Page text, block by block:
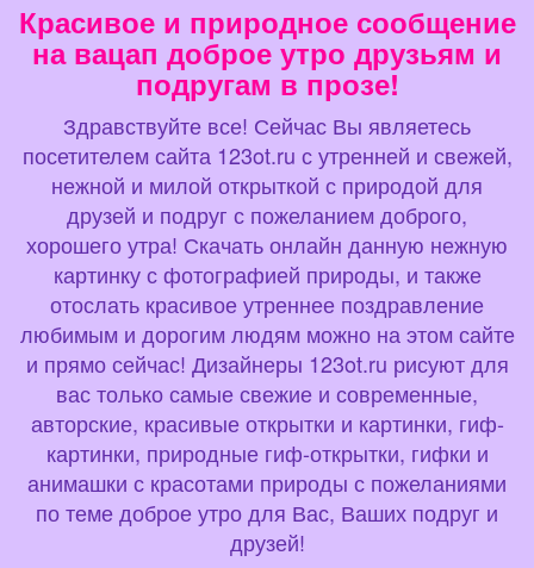
Красивое и природное сообщение
на вацап доброе утро друзьям и
подругам в прозе!
Здравствуйте все! Сейчас Вы являетесь
посетителем сайта 123ot.ru с утренней и свежей,
нежной и милой открыткой с природой для
друзей и подруг с пожеланием доброго,
хорошего утра! Скачать онлайн данную нежную
картинку с фотографией природы, и также
отослать красивое утреннее поздравление
любимым и дорогим людям можно на этом сайте
и прямо сейчас! Дизайнеры 123ot.ru рисуют для
вас только самые свежие и современные,
авторские, красивые открытки и картинки, гиф-
картинки, природные гиф-открытки, гифки и
анимашки с красотами природы с пожеланиями
по теме доброе утро для Вас, Ваших подруг и
друзей!